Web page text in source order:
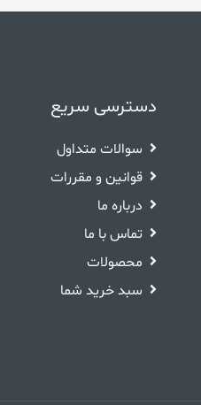
دسترسی سریع
سوالات متداول
قوانین و مقررات
درباره ما
تماس با ما
محصولات
سبد خرید شما